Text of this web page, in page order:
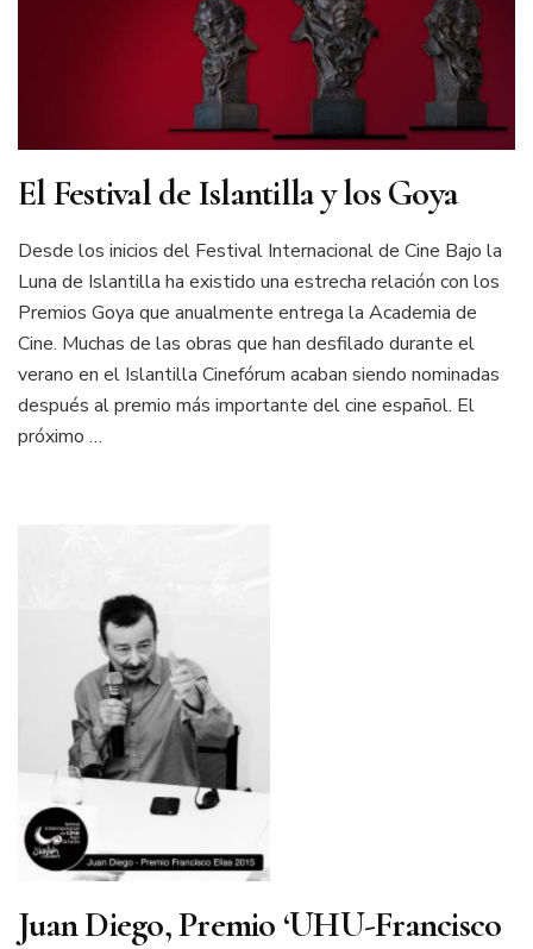
El Festival de Islantilla y los Goya
Desde los inicios del Festival Internacional de Cine Bajo la
Luna de Islantilla ha existido una estrecha relación con los
Premios Goya que anualmente entrega la Academia de
Cine. Muchas de las obras que han desfilado durante el
verano en el Islantilla Cinefórum acaban siendo nominadas
después al premio más importante del cine español. El
próximo …
Juan Diego, Premio ‘UHU-Francisco